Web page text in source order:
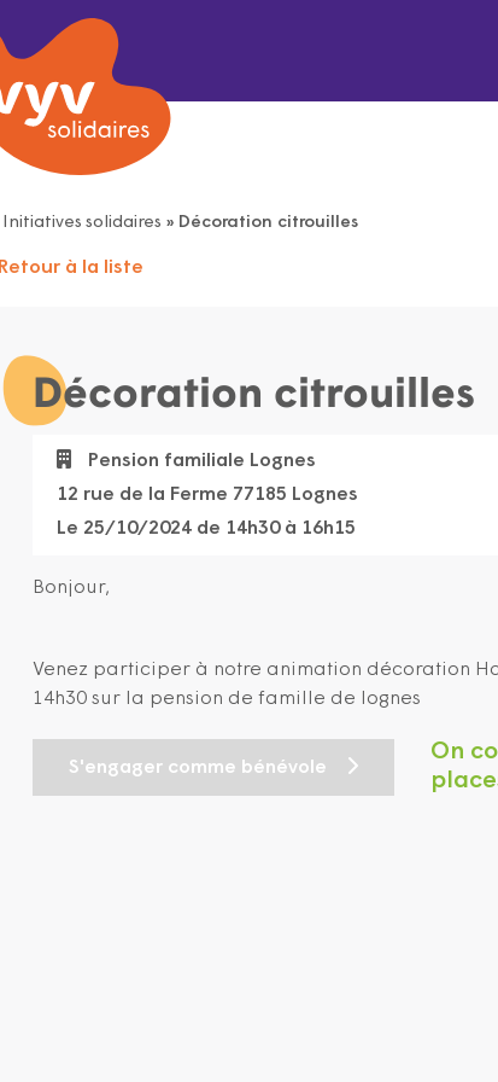
Initiatives solidaires » Décoration citrouilles
Retour à la liste
Décoration citrouilles
Pension familiale Lognes
12 rue de la Ferme 77185 Lognes
Le 25/10/2024 de 14h30 à 16h15
Bonjour,
Venez participer à notre animation décoration
14h30 sur la pension de famille de lognes
S'engager comme bénévole
On